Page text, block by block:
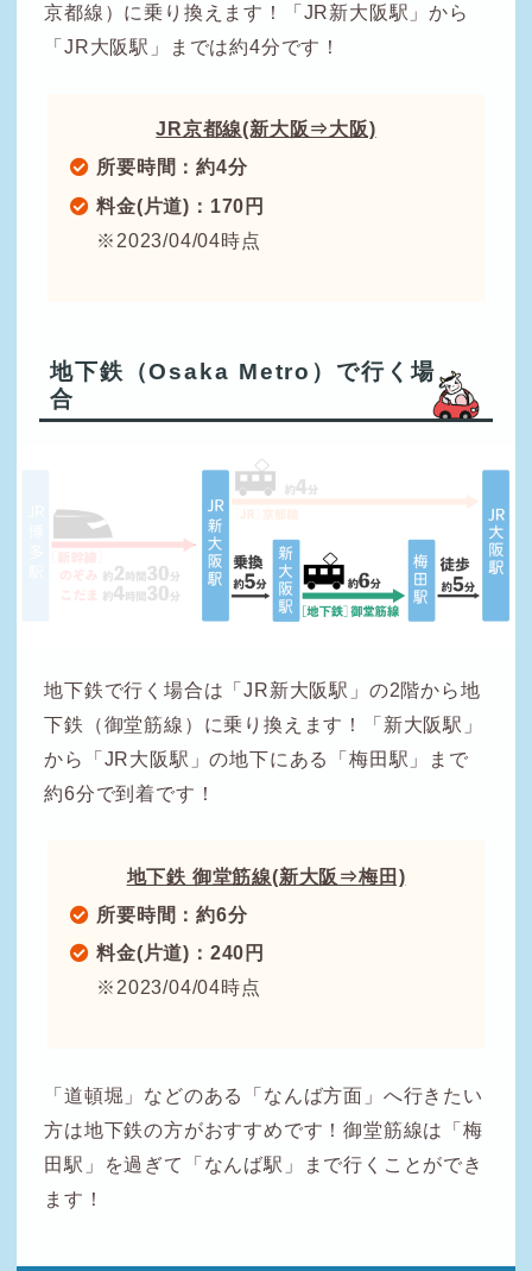
京都線）に乗り換えます！「JR新大阪駅」から
「JR大阪駅」までは約4分です！
JR京都線(新大阪⇒大阪)
所要時間：約4分
料金(片道)：170円
※2023/04/04時点
地下鉄（Osaka Metro）で行く場
合
地下鉄で行く場合は「JR新大阪駅」の2階から地
下鉄（御堂筋線）に乗り換えます！「新大阪駅」
から「JR大阪駅」の地下にある「梅田駅」まで
約6分で到着です！
地下鉄 御堂筋線(新大阪⇒梅田)
所要時間：約6分
料金(片道)：240円
※2023/04/04時点
「道頓堀」などのある「なんば方面」へ行きたい
方は地下鉄の方がおすすめです！御堂筋線は「梅
田駅」を過ぎて「なんば駅」まで行くことができ
ます！